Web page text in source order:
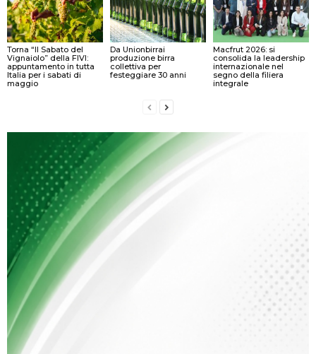
Torna “Il Sabato del
Vignaiolo” della FIVI:
appuntamento in tutta
Italia per i sabati di
maggio
Da Unionbirrai
produzione birra
collettiva per
festeggiare 30 anni
Macfrut 2026: si
consolida la leadership
internazionale nel
segno della filiera
integrale